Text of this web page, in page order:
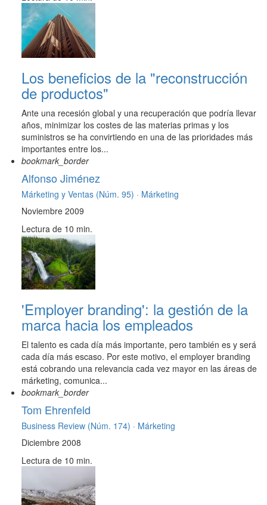
Los beneficios de la "reconstrucción
de productos"
Ante una recesión global y una recuperación que podría llevar
años, minimizar los costes de las materias primas y los
suministros se ha convirtiendo en una de las prioridades más
importantes entre los...
bookmark_border
Alfonso Jiménez
Márketing y Ventas (Núm. 95) · Márketing
Noviembre 2009
Lectura de 10 min.
'Employer branding': la gestión de la
marca hacia los empleados
El talento es cada día más importante, pero también es y será
cada día más escaso. Por este motivo, el employer branding
está cobrando una relevancia cada vez mayor en las áreas de
márketing, comunica...
bookmark_border
Tom Ehrenfeld
Business Review (Núm. 174) · Márketing
Diciembre 2008
Lectura de 10 min.